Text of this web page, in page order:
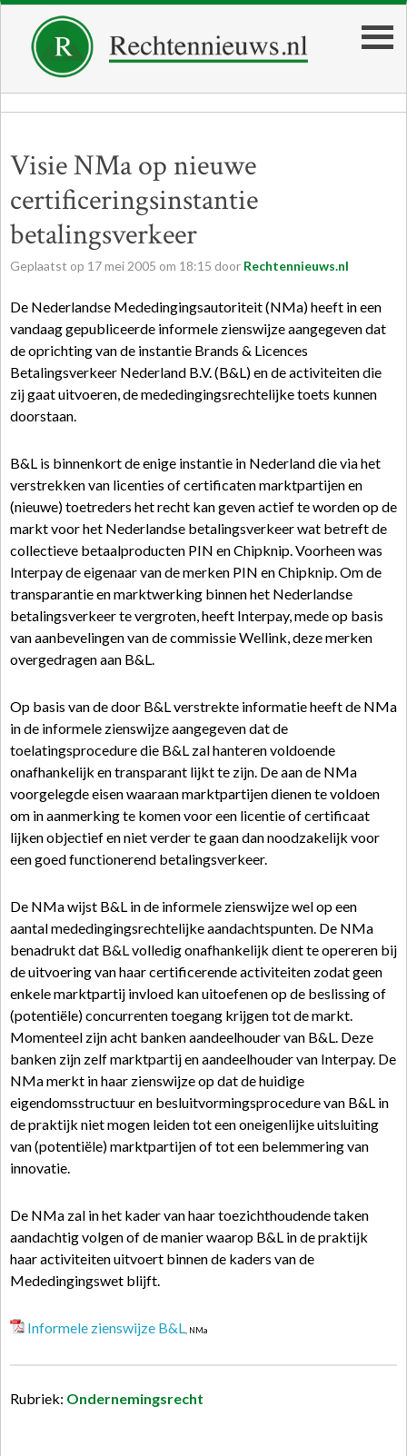
Visie NMa op nieuwe
certificeringsinstantie
betalingsverkeer
Geplaatst op 17mei 2005 om 18:15 door Rechtennieuws.nl
De Nederlandse Mededingingsautoriteit (NMa) heeft in een
vandaag gepubliceerde informele zienswijze aangegeven dat
de oprichting van de instantie Brands & Licences
Betalingsverkeer Nederland B.V. (B&L) en de activiteiten die
zij gaat uitvoeren, de mededingingsrechtelijke toets kunnen
doorstaan.
B&L is binnenkort de enige instantie in Nederland die via het
verstrekken van licenties of certificaten marktpartijen en
(nieuwe) toetreders het recht kan geven actief te worden op de
markt voor het Nederlandse betalingsverkeer wat betreft de
collectieve betaalproducten PIN en Chipknip. Voorheen was
Interpay de eigenaar van de merken PIN en Chipknip. Om de
transparantie en marktwerking binnen het Nederlandse
betalingsverkeer te vergroten, heeft Interpay, mede op basis
van aanbevelingen van de commissie Wellink, deze merken
overgedragen aan B&L.
Op basis van de door B&L verstrekte informatie heeft de NMa
in de informele zienswijze aangegeven dat de
toelatingsprocedure die B&L zal hanteren voldoende
onafhankelijk en transparant lijkt te zijn. De aan de NMa
voorgelegde eisen waaraan marktpartijen dienen te voldoen
om in aanmerking te komen voor een licentie of certificaat
lijken objectief en niet verder te gaan dan noodzakelijk voor
een goed functionerend betalingsverkeer.
De NMa wijst B&L in de informele zienswijze wel op een
aantal mededingingsrechtelijke aandachtspunten. De NMa
benadrukt dat B&L volledig onafhankelijk dient te opereren bij
de uitvoering van haar certificerende activiteiten zodat geen
enkele marktpartij invloed kan uitoefenen op de beslissing of
(potentiële) concurrenten toegang krijgen tot de markt.
Momenteel zijn acht banken aandeelhouder van B&L. Deze
banken zijn zelf marktpartij en aandeelhouder van Interpay. De
NMa merkt in haar zienswijze op dat de huidige
eigendomsstructuur en besluitvormingsprocedure van B&L in
de praktijk niet mogen leiden tot een oneigenlijke uitsluiting
van (potentiële) marktpartijen of tot een belemmering van
innovatie.
De NMa zal in het kader van haar toezichthoudende taken
aandachtig volgen of de manier waarop B&L in de praktijk
haar activiteiten uitvoert binnen de kaders van de
Mededingingswet blijft.
Informele zienswijze B&L , NMa
Rubriek: Ondernemingsrecht